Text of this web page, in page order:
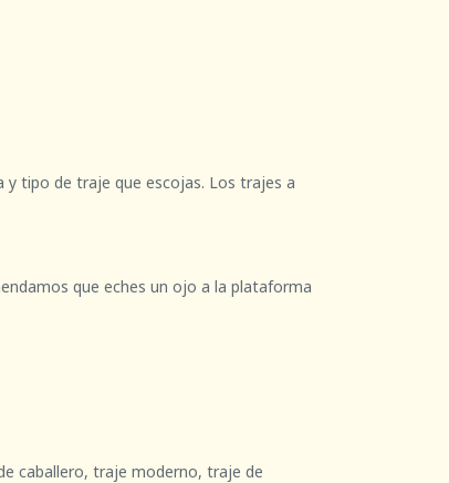
y tipo de traje que escojas. Los trajes a
que eches un ojo a la plataforma
caballero, traje moderno, traje de